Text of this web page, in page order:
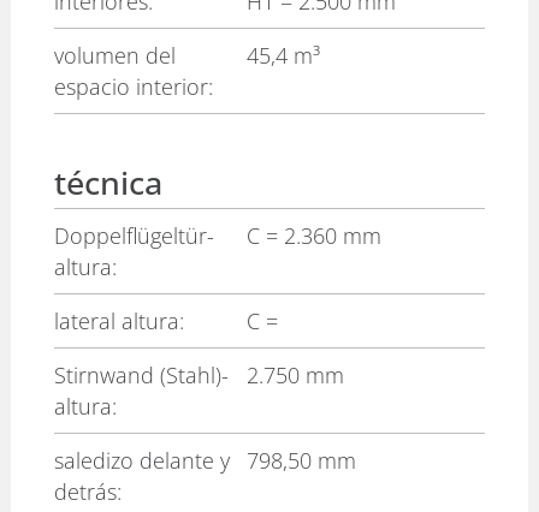
volumen del
espacio interior:
45,4 m³
técnica
Doppelflügeltür-
altura:
C = 2.360 mm
lateral altura: C =
Stirnwand (Stahl)-
altura:
2.750 mm
saledizo delante y
detrás:
798,50 mm